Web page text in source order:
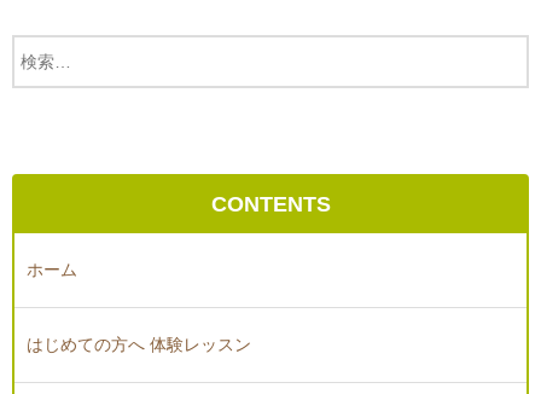
CONTENTS
ホーム
はじめての方へ 体験レッスン